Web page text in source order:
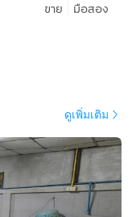
ขาย มือสอง
ดูเพิ่มเติม